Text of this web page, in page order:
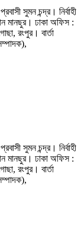
সুমন চন্দ্র। নির্বাহী
মানছুর। ঢাকা অফিস :
রংপুর। বার্তা
সুমন চন্দ্র। নির্বাহী
মানছুর। ঢাকা অফিস :
রংপুর। বার্তা